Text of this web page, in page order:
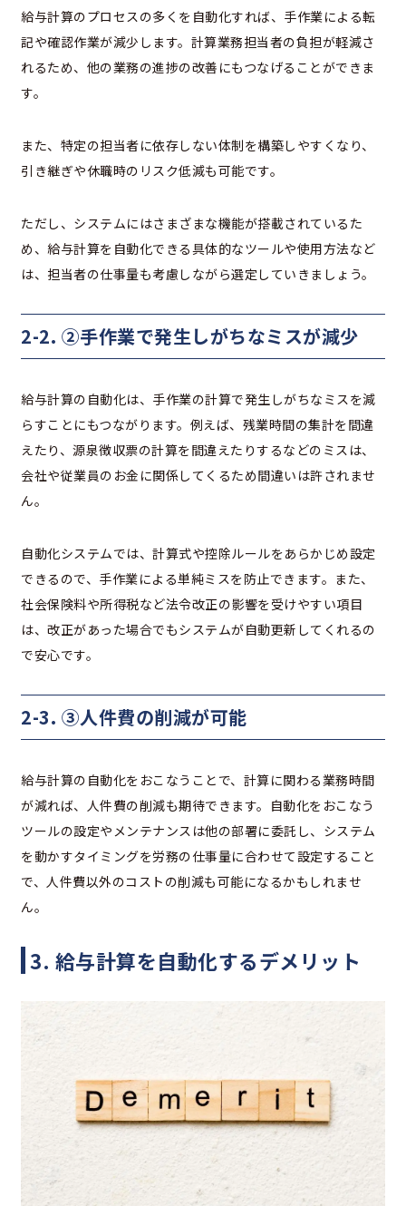
給与計算のプロセスの多くを自動化すれば、手作業による転
記や確認作業が減少します。計算業務担当者の負担が軽減さ
れるため、他の業務の進捗の改善にもつなげることができま
す。
また、特定の担当者に依存しない体制を構築しやすくなり、
引き継ぎや休職時のリスク低減も可能です。
ただし、システムにはさまざまな機能が搭載されているた
め、給与計算を自動化できる具体的なツールや使用方法など
は、担当者の仕事量も考慮しながら選定していきましょう。
2-2. ②手作業で発生しがちなミスが減少
給与計算の自動化は、手作業の計算で発生しがちなミスを減
らすことにもつながります。例えば、残業時間の集計を間違
えたり、源泉徴収票の計算を間違えたりするなどのミスは、
会社や従業員のお金に関係してくるため間違いは許されませ
ん。
自動化システムでは、計算式や控除ルールをあらかじめ設定
できるので、手作業による単純ミスを防止できます。また、
社会保険料や所得税など法令改正の影響を受けやすい項目
は、改正があった場合でもシステムが自動更新してくれるの
で安心です。
2-3. ③人件費の削減が可能
給与計算の自動化をおこなうことで、計算に関わる業務時間
が減れば、人件費の削減も期待できます。自動化をおこなう
ツールの設定やメンテナンスは他の部署に委託し、システム
を動かすタイミングを労務の仕事量に合わせて設定すること
で、人件費以外のコストの削減も可能になるかもしれませ
ん。
3. 給与計算を自動化するデメリット